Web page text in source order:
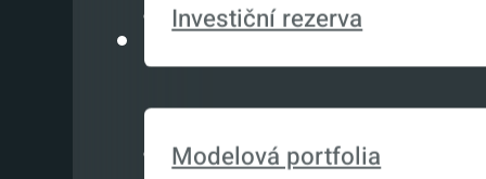
Investiční rezerva
Modelová portfolia